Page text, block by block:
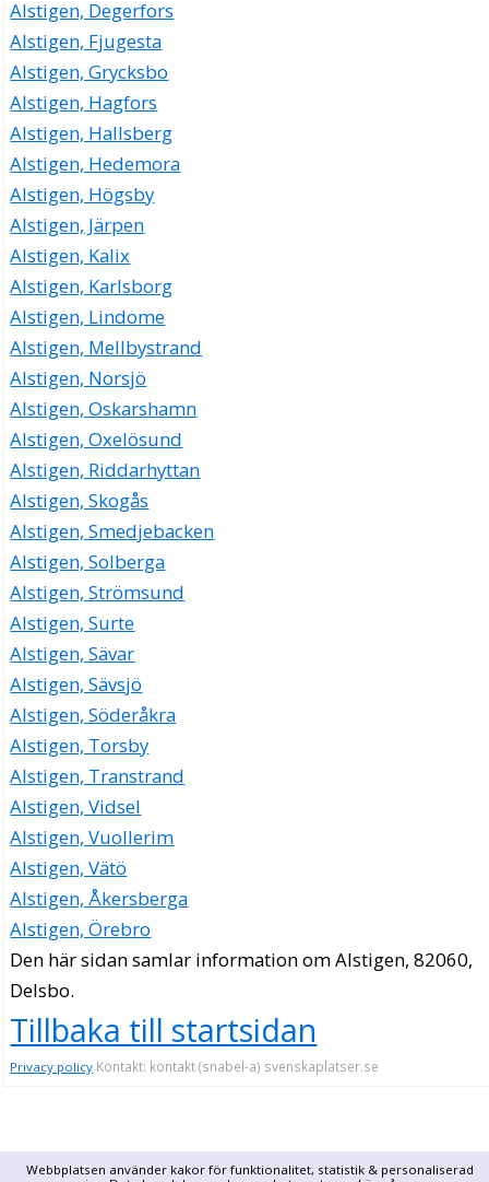
Webbplatsen använder kakor för funktionalitet, statistik & personaliserad
Alstigen, Degerfors
Alstigen, Fjugesta
Alstigen, Grycksbo
Alstigen, Hagfors
Alstigen, Hallsberg
Alstigen, Hedemora
Alstigen, Högsby
Alstigen, Järpen
Alstigen, Kalix
Alstigen, Karlsborg
Alstigen, Lindome
Alstigen, Mellbystrand
Alstigen, Norsjö
Alstigen, Oskarshamn
Alstigen, Oxelösund
Alstigen, Riddarhyttan
Alstigen, Skogås
Alstigen, Smedjebacken
Alstigen, Solberga
Alstigen, Strömsund
Alstigen, Surte
Alstigen, Sävar
Alstigen, Sävsjö
Alstigen, Söderåkra
Alstigen, Torsby
Alstigen, Transtrand
Alstigen, Vidsel
Alstigen, Vuollerim
Alstigen, Vätö
Alstigen, Åkersberga
Alstigen, Örebro
Den här sidan samlar information om Alstigen, 82060,
Delsbo.
Tillbaka till startsidan
Privacy policy Kontakt: kontakt (snabel-a) svenskaplatser.se